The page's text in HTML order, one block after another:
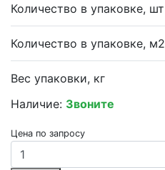
Количество в упаковке, шт
Количество в упаковке, м2
Вес упаковки, кг
Наличие: Звоните
Цена по запросу